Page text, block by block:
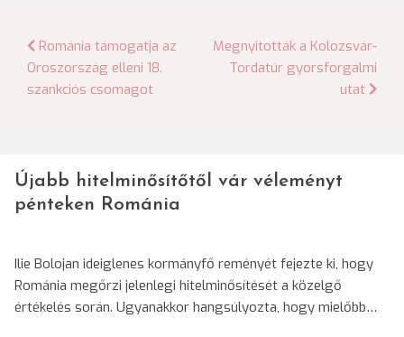
Bejegyzés
navigáció
Románia támogatja az
Oroszország elleni 18.
szankciós csomagot
Megnyitották a Kolozsvár-
Tordatúr gyorsforgalmi
utat
Újabb hitelminősítőtől vár véleményt
pénteken Románia
Ilie Bolojan ideiglenes kormányfő reményét fejezte ki, hogy
Románia megőrzi jelenlegi hitelminősítését a közelgő
értékelés során. Ugyanakkor hangsúlyozta, hogy mielőbb…